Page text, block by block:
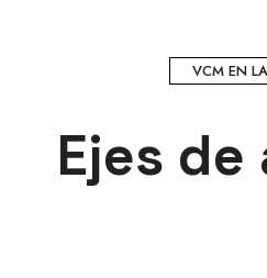
VCM EN
Ejes